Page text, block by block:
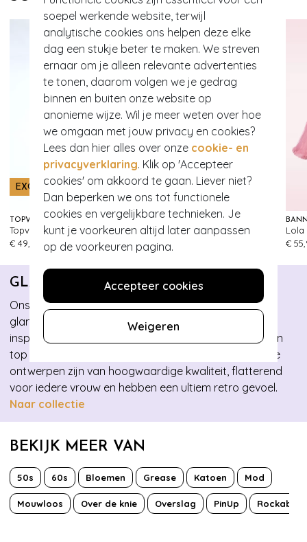
soepel werkende website, terwijl
analytische cookies ons helpen deze elke
dag een stukje beter te maken. We streven
ernaar om je alleen relevante advertenties
te tonen, daarom volgen we je gedrag
binnen en buiten onze website op
anonieme wijze. Wil je meer weten over hoe
we omgaan met jouw privacy en cookies?
Lees dan hier alles over onze cookie- en
privacyverklaring. Klik op 'Accepteer
cookies' om akkoord te gaan. Liever niet?
Dan beperken we ons tot functionele
cookies en vergelijkbare technieken. Je
kunt je voorkeuren altijd later aanpassen
op de voorkeuren pagina.
Accepteer cookies
Weigeren
EXCLUSIEF
TOPVINTAGE BOUTIQUE COLLECTION
Topvintage exclusive ~ Paola capri broek in marineblauw
€ 49,95
151
EXCLUSIEF
€ 55,95
€
GLAMOUR BUNNY
Ons eigen pittige pinup merk Glamour Bunny, biedt
glamour, elegantie en stijl aan in de vorm van retro-
inspired kleding waarin iedere vintage babe zich op en
top vrouwelijk zal voelen. De collecties die wij in-house
ontwerpen zijn van hoogwaardige kwaliteit, flatterend
voor iedere vrouw en hebben een ultiem retro gevoel.
Naar collectie
BEKIJK MEER VAN
50s 60s Bloemen Grease Katoen Mod
Mouwloos Over de knie Overslag PinUp Rockabilly